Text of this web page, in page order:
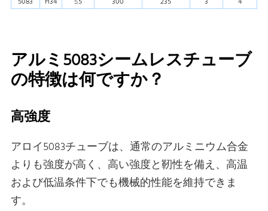
アルミ5083シームレスチューブ
の特徴は何ですか？
高強度
アロイ5083チューブは、通常のアルミニウム合金
よりも強度が高く、高い強度と靭性を備え、高温
および低温条件下でも機械的性能を維持できま
す。